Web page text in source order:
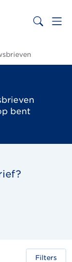
bent
Filters